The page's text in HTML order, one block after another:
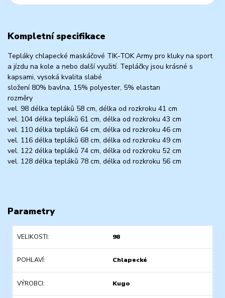
Kompletní specifikace
Tepláky chlapecké maskáčové TIK-TOK Army pro kluky na sport
a jízdu na kole a nebo další využití. Tepláčky jsou krásné s
kapsami, vysoká kvalita slabé
složení 80% bavlna, 15% polyester, 5% elastan
rozměry
vel. 98 délka tepláků 58 cm, délka od rozkroku 41 cm
vel. 104 délka tepláků 61 cm, délka od rozkroku 43 cm
vel. 110 délka tepláků 64 cm, délka od rozkroku 46 cm
vel. 116 délka tepláků 68 cm, délka od rozkroku 49 cm
vel. 122 délka tepláků 74 cm, délka od rozkroku 52 cm
vel. 128 délka tepláků 78 cm, délka od rozkroku 56 cm
Parametry
VELIKOSTI 98
POHLAVÍ Chlapecké
VÝROBCI Kugo